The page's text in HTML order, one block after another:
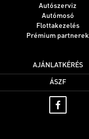
Autószerviz
Autómosó
Flottakezelés
Prémium partnerek
AJÁNLATKÉRÉS
ÁSZF